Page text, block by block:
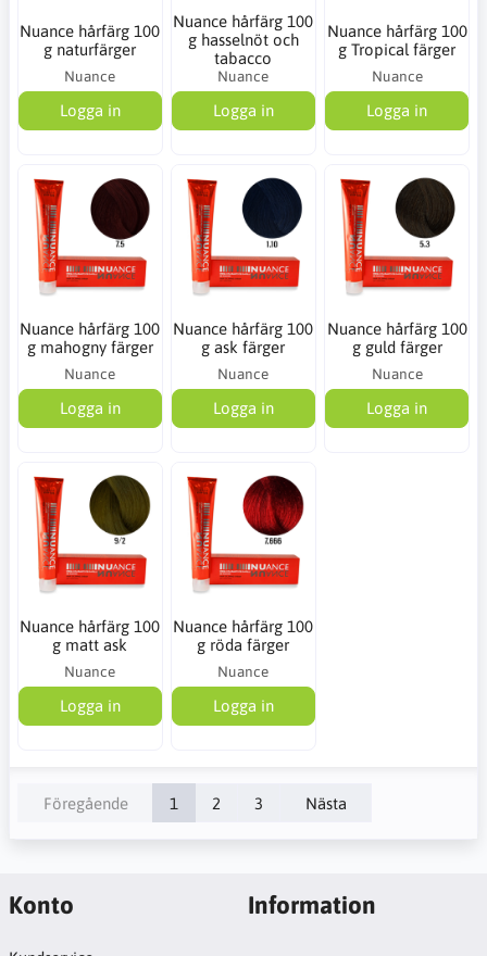
Nuance hårfärg 100
g naturfärger
Nuance
Logga in
Nuance hårfärg 100
g hasselnöt och
tabacco
Nuance
Logga in
Nuance hårfärg 100
g Tropical färger
Nuance
Logga in
Nuance hårfärg 100
g mahogny färger
Nuance
Logga in
Nuance hårfärg 100
g ask färger
Nuance
Logga in
Nuance hårfärg 100
g guld färger
Nuance
Logga in
Nuance hårfärg 100
g matt ask
Nuance
Logga in
Nuance hårfärg 100
g röda färger
Nuance
Logga in
Föregående 1 2 3 Nästa
Konto Information